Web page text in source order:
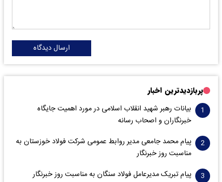
ارسال دیدگاه
پربازدیدترین اخبار
بیانات رهبر شهید انقلاب اسلامی در مورد اهمیت جایگاه
خبرنگاران و اصحاب رسانه
پیام محمد جامعی مدیر روابط عمومی شرکت فولاد خوزستان به
مناسبت روز خبرنگار
پیام تبریک مدیرعامل فولاد سنگان به مناسبت روز خبرنگار